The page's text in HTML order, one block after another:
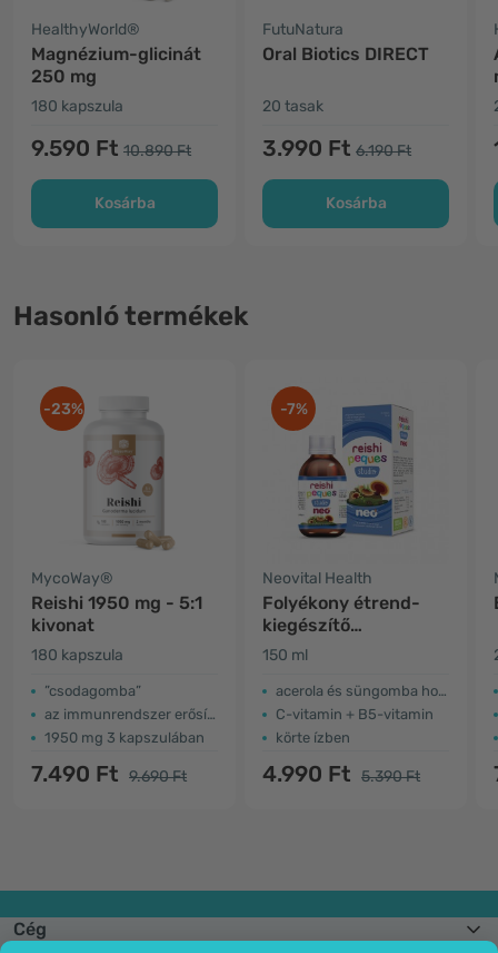
HealthyWorld®
Magnézium-glicinát
250 mg
180 kapszula
9.590 Ft 10.890 Ft
Kosárba
FutuNatura
Oral Biotics DIRECT
20 tasak
3.990 Ft 6.190 Ft
Kosárba
Hasonló termékek
-23%
MycoWay®
Reishi 1950 mg - 5:1
kivonat
180 kapszula
”csodagomba”
az immunrendszer erősítése, vérkeringés
1950 mg 3 kapszulában
7.490 Ft 9.690 Ft
-7%
Neovital Health
Folyékony étrend-
kiegészítő
gyerekeknek – reishi
150 ml
acerola és süngomba hozzáadásával
C-vitamin + B5-vitamin
körte ízben
4.990 Ft 5.390 Ft
Cég